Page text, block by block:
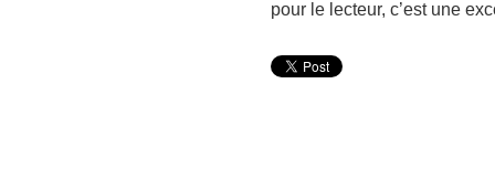
pour le lecteur, c’est une